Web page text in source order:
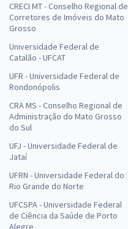
CRECI MT - Conselho Regional de
Corretores de Imóveis do Mato
Grosso
Universidade Federal de
Catalão - UFCAT
UFR - Universidade Federal de
Rondonópolis
CRA MS - Conselho Regional de
Administração do Mato Grosso
do Sul
UFJ - Universidade Federal de
Jataí
UFRN - Universidade Federal do
Rio Grande do Norte
UFCSPA - Universidade Federal
de Ciência da Saúde de Porto
Alegre